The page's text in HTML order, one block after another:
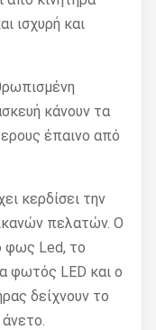
ισχυρή και
κάνουν τα
έπαινο από
κερδίσει την
πελατών. Ο
φως Led, το
φωτός LED και ο
δείχνουν το